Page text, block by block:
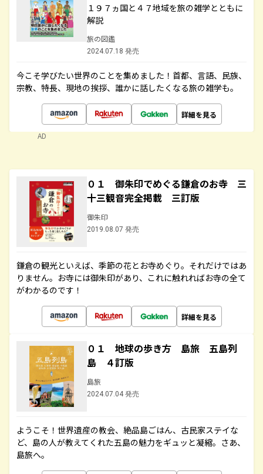
１９７ヵ国と４７地域を旅の雑学とともに
解説
旅の図鑑
2024.07.18 発売
今こそ学びたい世界のことを集めました！首都、言語、民族、
宗教、特長、現地の挨拶、誰かに話したくなる旅の雑学も。
詳細を見る
AD
０１ 御朱印でめぐる鎌倉のお寺 三
十三観音完全掲載 三訂版
御朱印
2019.08.07 発売
鎌倉の観光といえば、季節の花とお寺めぐり。それだけではあ
りません。お寺には御朱印があり、これに触れればお寺の全て
がわかるのです！
詳細を見る
０１ 地球の歩き方 島旅 五島列
島 ４訂版
島旅
2024.07.04 発売
ようこそ！世界遺産の教会、絶品島ごはん、古民家ステイな
ど、島の人が教えてくれた五島の魅力をギュッと凝縮。さあ、
島旅へ。